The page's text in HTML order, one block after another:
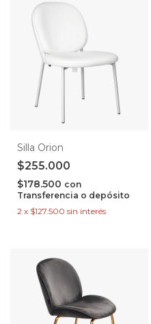
Silla Orion
$255.000
$178.500 con
Transferencia o depósito
2 x $127.500 sin interés